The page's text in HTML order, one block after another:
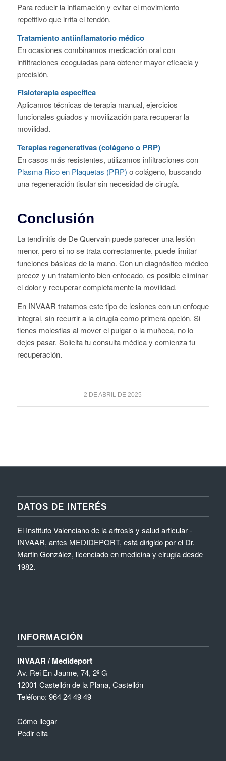
En casos más resistentes, utilizamos infiltraciones con
Plasma Rico en Plaquetas (PRP)
una regeneración tisular sin necesidad de cirugía.
Conclusión
La tendinitis de De Quervain puede parecer una lesión
menor, pero si no se trata correctamente, puede limitar
funciones básicas de la mano. Con un diagnóstico médico
precoz y un tratamiento bien enfocado, es posible eliminar
el dolor y recuperar completamente la movilidad.
En INVAAR tratamos este tipo de lesiones con un enfoque
integral, sin recurrir a la cirugía como primera opción. Si
tienes molestias al mover el pulgar o la muñeca, no lo
dejes pasar. Solicita tu consulta médica y comienza tu
2 DE ABRIL DE 2025
DATOS DE INTERÉS
INVAAR, antes MEDIDEPORT, está dirigido por el Dr.
Martin González, licenciado en medicina y cirugía desde
1982.
INVAAR / Medideport
Av. Rei En Jaume, 74, 2º G
12001 Castellón de la Plana, Castellón
Teléfono: 964 24 49 49
Cómo llegar
HORARIO
Lu-Vi: 9:00-21:00
Sa: cerrado
Do: cerrado
PREFERENCIAS DE COOKIES